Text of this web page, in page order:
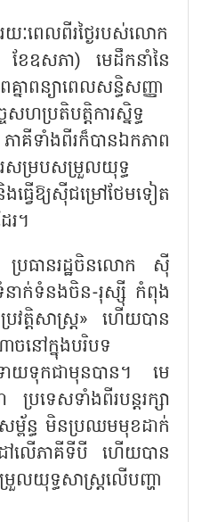
ៈពេលពីរថ្ងៃរបស់លោក
ឧសភា) មេដឹកនាំនៃ
នាពន្យាពេលសន្ធិសញ្ញា
ហប្រតិបត្តិការស្និទ្ធ
ាគីទាំងពីរក៏បានឯកភាព
រសម្របសម្រួលយុទ្ធ
ធ្វើឱ្យស៊ីជម្រៅថែមទៀត
រ។
ប្រធានរដ្ឋចិនលោក ស៊ី
ាក់ទំនងចិន-រុស្ស៊ី កំពុង
រវត្តិសាស្ត្រ» ហើយបាន
ាចនៅក្នុងបរិបទ
យទុកជាមុនបាន។ មេ
ប្រទេសទាំងពីរបន្តរក្សា
ព័ន្ធ មិនប្រឈមមុខដាក់
លើភាគីទីបី ហើយបាន
លយុទ្ធសាស្ត្រលើបញ្ហា